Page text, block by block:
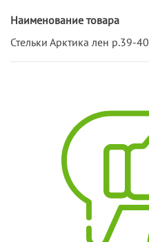
Наименование товара
Стельки Арктика лен р.39-40